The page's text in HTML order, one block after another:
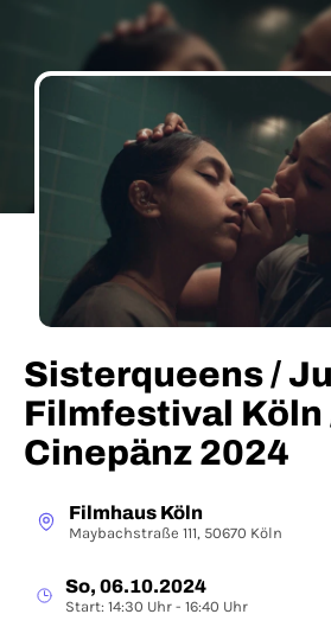
Sisterqueens /
Filmfestival Köln
Cinepänz 2024
Filmhaus Köln
Maybachstraße 111, 50670 Köln
So, 06.10.2024
Start: 14:30 Uhr - 16:40 Uhr